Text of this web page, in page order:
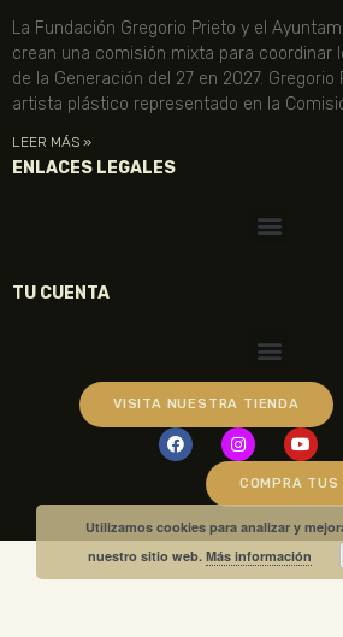
La Fundación Gregorio Prieto y el
crean una comisión mixta para coordinar
de la Generación del 27 en 2027. Gregorio
artista plástico representado en la
LEER MÁS »
ENLACES LEGALES
TU CUENTA
VISITA NUESTRA TIENDA
COMPRA TUS
Utilizamos cookies para analizar y
nuestro sitio web.Más información